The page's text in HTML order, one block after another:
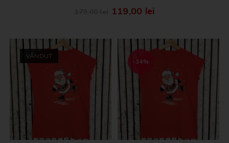
119,00 lei
VÂNDUT
-34%